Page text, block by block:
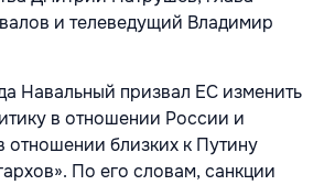
и телеведущий Владимир
Навальный призвал ЕС изменить
в отношении России и
отношении близких к Путину
По его словам, санкции